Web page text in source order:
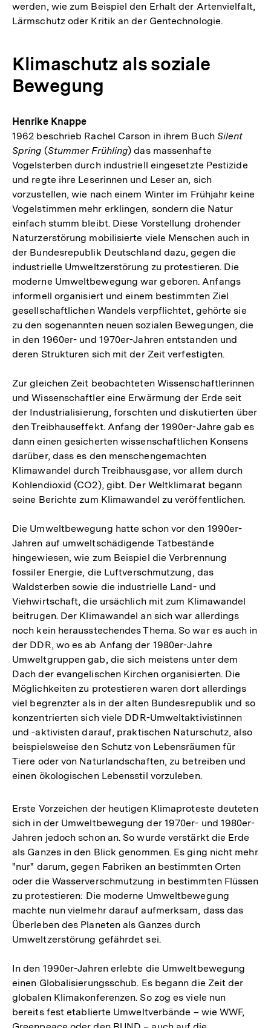
werden, wie zum Beispiel den Erhalt der Artenvielfalt,
Lärmschutz oder Kritik an der Gentechnologie.
Klimaschutz als soziale
Bewegung
Henrike Knappe
1962 beschrieb Rachel Carson in ihrem Buch Silent
Spring (Stummer Frühling) das massenhafte
Vogelsterben durch industriell eingesetzte Pestizide
und regte ihre Leserinnen und Leser an, sich
vorzustellen, wie nach einem Winter im Frühjahr keine
Vogelstimmen mehr erklingen, sondern die Natur
einfach stumm bleibt. Diese Vorstellung drohender
Naturzerstörung mobilisierte viele Menschen auch in
der Bundesrepublik Deutschland dazu, gegen die
industrielle Umweltzerstörung zu protestieren. Die
moderne Umweltbewegung war geboren. Anfangs
informell organisiert und einem bestimmten Ziel
gesellschaftlichen Wandels verpflichtet, gehörte sie
zu den sogenannten neuen sozialen Bewegungen, die
in den 1960er- und 1970er-Jahren entstanden und
deren Strukturen sich mit der Zeit verfestigten.
Zur gleichen Zeit beobachteten Wissenschaftlerinnen
und Wissenschaftler eine Erwärmung der Erde seit
der Industrialisierung, forschten und diskutierten über
den Treibhauseffekt. Anfang der 1990er-Jahre gab es
dann einen gesicherten wissenschaftlichen Konsens
darüber, dass es den menschengemachten
Klimawandel durch Treibhausgase, vor allem durch
Kohlendioxid (CO2), gibt. Der Weltklimarat begann
seine Berichte zum Klimawandel zu veröffentlichen.
Die Umweltbewegung hatte schon vor den 1990er-
Jahren auf umweltschädigende Tatbestände
hingewiesen, wie zum Beispiel die Verbrennung
fossiler Energie, die Luftverschmutzung, das
Waldsterben sowie die industrielle Land- und
Viehwirtschaft, die ursächlich mit zum Klimawandel
beitrugen. Der Klimawandel an sich war allerdings
noch kein herausstechendes Thema. So war es auch in
der DDR, wo es ab Anfang der 1980er-Jahre
Umweltgruppen gab, die sich meistens unter dem
Dach der evangelischen Kirchen organisierten. Die
Möglichkeiten zu protestieren waren dort allerdings
viel begrenzter als in der alten Bundesrepublik und so
konzentrierten sich viele DDR-Umweltaktivistinnen
und -aktivisten darauf, praktischen Naturschutz, also
beispielsweise den Schutz von Lebensräumen für
Tiere oder von Naturlandschaften, zu betreiben und
einen ökologischen Lebensstil vorzuleben.
Erste Vorzeichen der heutigen Klimaproteste deuteten
sich in der Umweltbewegung der 1970er- und 1980er-
Jahren jedoch schon an. So wurde verstärkt die Erde
als Ganzes in den Blick genommen. Es ging nicht mehr
"nur" darum, gegen Fabriken an bestimmten Orten
oder die Wasserverschmutzung in bestimmten Flüssen
zu protestieren: Die moderne Umweltbewegung
machte nun vielmehr darauf aufmerksam, dass das
Überleben des Planeten als Ganzes durch
Umweltzerstörung gefährdet sei.
In den 1990er-Jahren erlebte die Umweltbewegung
einen Globalisierungsschub. Es begann die Zeit der
globalen Klimakonferenzen. So zog es viele nun
bereits fest etablierte Umweltverbände – wie WWF,